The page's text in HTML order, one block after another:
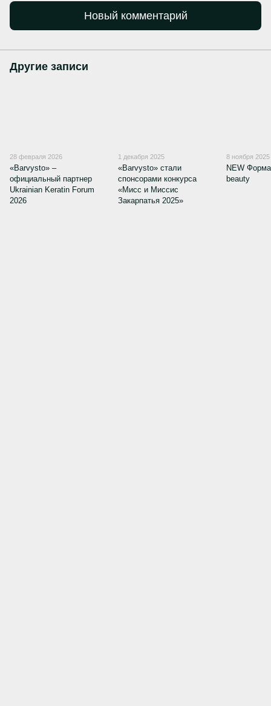
Новый комментарий
Другие записи
28 февраля 2026
«Barvysto» –
официальный партнер
Ukrainian Keratin Forum
2026
1 декабря 2025
«Barvysto» стали
спонсорами конкурса
«Мисс и Миссис
Закарпатья 2025»
8 ноября 2025
NEW
beauty